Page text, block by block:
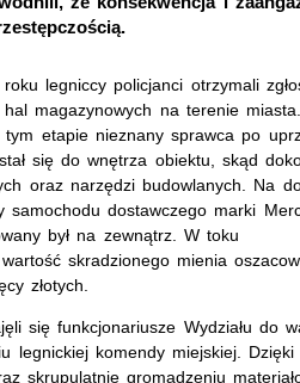
legniccy policjanci otrzymali
magazynowych na terenie
etapie nieznany sprawca po
się do wnętrza obiektu, skąd
oraz narzędzi budowlanych. Na
samochodu dostawczego marki
był na zewnątrz. W toku
skradzionego mienia
złotych.
się funkcjonariusze Wydziału do
legnickiej komendy miejskiej. Dzięki
skrupulatnie gromadzeniu